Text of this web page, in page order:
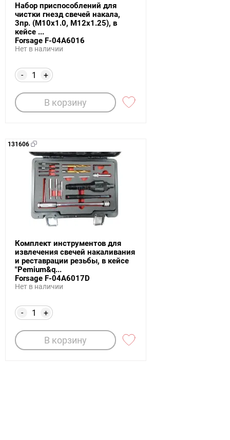
Набор приспособлений для
чистки гнезд свечей накала,
3пр. (М10х1.0, М12х1.25), в
кейсе ...
Forsage F-04A6016
Нет в наличии
+
-
В корзину
131606
Комплект инструментов для
извлечения свечей накаливания
и реставрации резьбы, в кейсе
"Pemium&q...
Forsage F-04A6017D
Нет в наличии
+
-
В корзину